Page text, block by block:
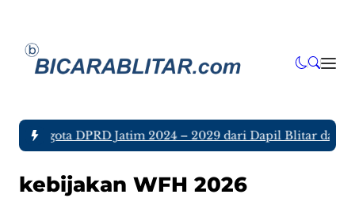
Anggota DPRD Jatim 2024 – 2029 dari Dapil Blitar dan
kebijakan WFH 2026